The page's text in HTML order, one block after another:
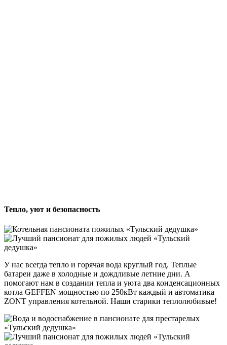
Тепло, уют и безопасность
У нас всегда тепло и горячая вода круглый год. Теплые
батареи даже в холодные и дождливые летние дни. А
помогают нам в создании тепла и уюта два конденсационных
котла GEFFEN мощностью по 250кВт каждый и автоматика
ZONT управления котельной. Наши старики теплолюбивые!